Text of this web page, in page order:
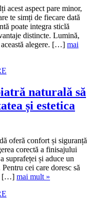
acest aspect pare minor,
te simți de fiecare dată
poate integra sticlă
distincte. Lumină,
alegere. […] mai
naturală să
și estetica
oferă confort și siguranță
corectă a finisajului
suprafeței și aduce un
cei care doresc să
[…] mai mult »